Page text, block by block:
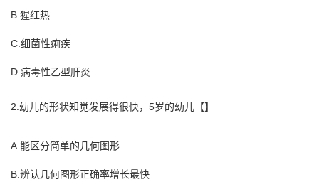
B.猩红热
C.细菌性痢疾
D.病毒性乙型肝炎
2.幼儿的形状知觉发展得很快，5岁的幼儿【】
A.能区分简单的几何图形
B.辨认几何图形正确率增长最快